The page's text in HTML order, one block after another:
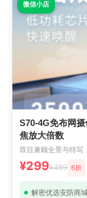
微信小店
S70-4G免布网
焦放大倍数
双目兼顾全景与特写
¥299¥499 6折
解密优选安防商